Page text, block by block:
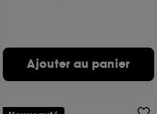
Ajouter au panier